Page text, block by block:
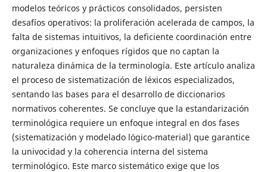
modelos teóricos y prácticos consolidados, persisten
desafíos operativos: la proliferación acelerada de campos, la
falta de sistemas intuitivos, la deficiente coordinación entre
organizaciones y enfoques rígidos que no captan la
naturaleza dinámica de la terminología. Este artículo analiza
el proceso de sistematización de léxicos especializados,
sentando las bases para el desarrollo de diccionarios
normativos coherentes. Se concluye que la estandarización
terminológica requiere un enfoque integral en dos fases
(sistematización y modelado lógico-material) que garantice
la univocidad y la coherencia interna del sistema
terminológico. Este marco sistemático exige que los